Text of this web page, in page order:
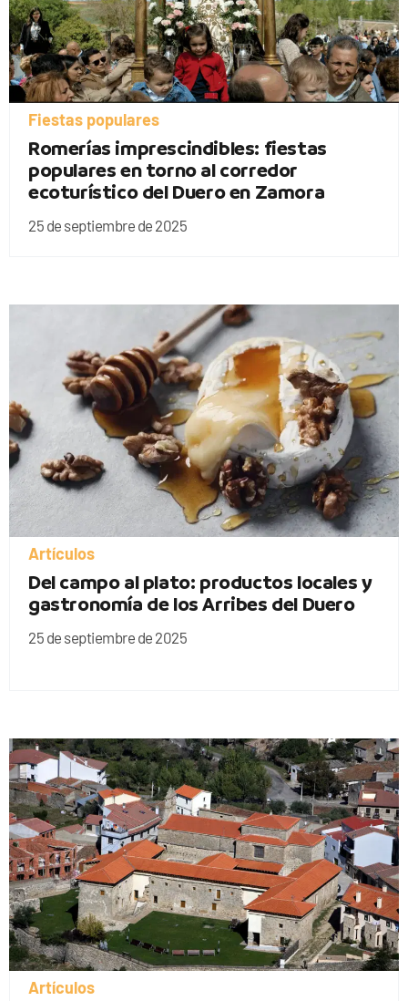
Fiestas populares
Romerías imprescindibles: fiestas
populares en torno al corredor
ecoturístico del Duero en Zamora
25 de septiembre de 2025
Artículos
Del campo al plato: productos locales y
gastronomía de los Arribes del Duero
25 de septiembre de 2025
Artículos